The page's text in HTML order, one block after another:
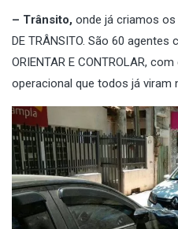
– Trânsito, onde já criamos os
DE TRÂNSITO. São 60 agentes
ORIENTAR E CONTROLAR,
operacional que todos já viram